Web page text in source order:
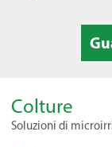
Colture
Soluzioni di